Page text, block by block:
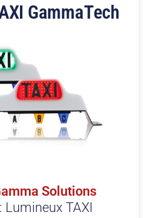
GammaTech
Solutions
Lumineux TAXI